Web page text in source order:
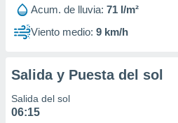
1199
Acum. de lluvia: 71 l/m²
Viento medio: 9 km/h
Salida y Puesta del sol
Salida del sol
06:15